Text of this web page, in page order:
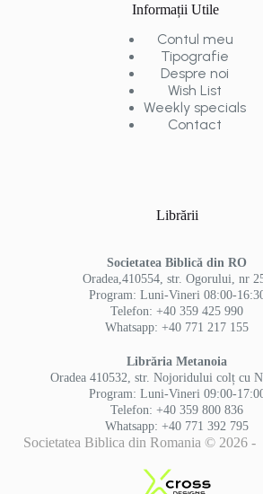
Informații Utile
Contul meu
Tipografie
Despre noi
Wish List
Weekly specials
Contact
Librării
Societatea Biblică din RO
Oradea,410554, str. Ogorului, nr
Program: Luni-Vineri 08:00-
Telefon: +40 359 425 990
Whatsapp: +40 771 217 155
Librăria Metanoia
Oradea 410532, str. Nojoridului colț cu
Program: Luni-Vineri 09:00-
Telefon: +40 359 800 836
Whatsapp: +40 771 392 795
Societatea Biblica din Romania © 2026 -